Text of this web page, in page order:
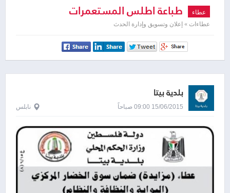
عطاء طباعة اطلس المستعمرات
الاسرائيلية
عطاءات » إعلان وتسويق وإدارة الحدث
بلدية بيتا
15/06/2015 09:00 صباحاً نابلس